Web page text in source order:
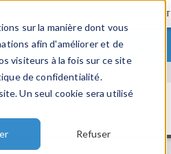
sur la manière dont vous
afin d'améliorer et de
visiteurs à la fois sur ce site
de confidentialité.
Un seul cookie sera utilisé
Refuser
SUPPORT
EVENEMENTS